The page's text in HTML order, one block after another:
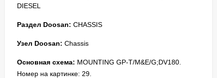
DIESEL
Раздел Doosan: CHASSIS
Узел Doosan: Chassis
Основная схема: MOUNTING GP-T/M&E/G;DV180.
Номер на картинке: 29.